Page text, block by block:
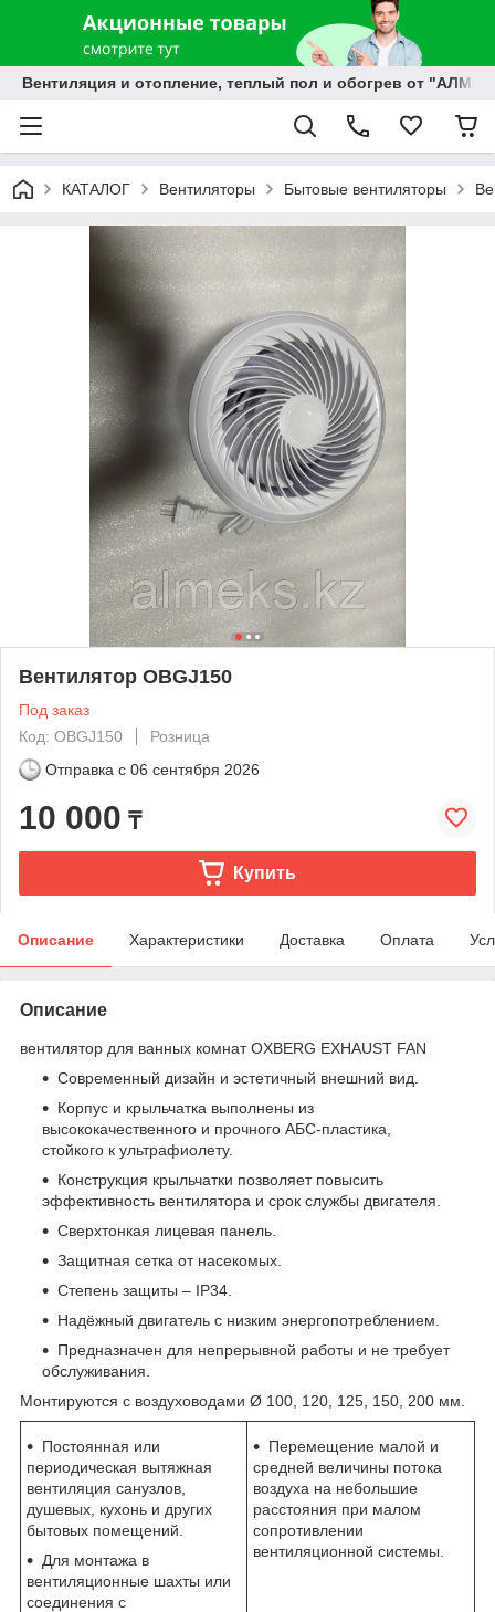
Вентиляция и отопление, теплый пол и обогрев от
КАТАЛОГ Вентиляторы Бытовые вентиляторы
Вентилятор OBGJ150
Под заказ
Код: OBGJ150
Розница
Отправка с 06 сентября 2026
10 000 ₸
Купить
Описание Характеристики Доставка Оплата
Описание
вентилятор для ванных комнат OXBERG EXHAUST FAN
Современный дизайн и эстетичный внешний вид.
Корпус и крыльчатка выполнены из
высококачественного и прочного АБС-пластика,
стойкого к ультрафиолету.
Конструкция крыльчатки позволяет повысить
эффективность вентилятора и срок службы двигателя.
Сверхтонкая лицевая панель.
Защитная сетка от насекомых.
Степень защиты – IP34.
Надёжный двигатель с низким энергопотреблением.
Предназначен для непрерывной работы и не требует
обслуживания.
Монтируются с воздуховодами Ø 100, 120, 125, 150, 200 мм.
Постоянная или
периодическая вытяжная
вентиляция санузлов,
душевых, кухонь и других
бытовых помещений.
Для монтажа в
вентиляционные шахты или
соединения с
Перемещение малой и
средней величины потока
воздуха на небольшие
расстояния при малом
сопротивлении
вентиляционной системы.